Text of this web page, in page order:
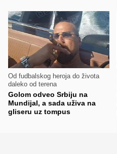
Od fudbalskog heroja do života
daleko od terena
Golom odveo Srbiju na
Mundijal, a sada uživa na
gliseru uz tompus